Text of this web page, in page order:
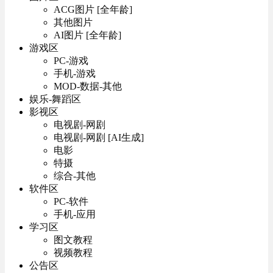
ACG图片 [全年龄]
其他图片
AI图片 [全年龄]
游戏区
PC-游戏
手机-游戏
MOD-数据-其他
娱乐-舞蹈区
影视区
电视剧-网剧
电视剧-网剧 [AI生成]
电影
特摄
综合-其他
软件区
PC-软件
手机-应用
学习区
图文教程
视频教程
公告区